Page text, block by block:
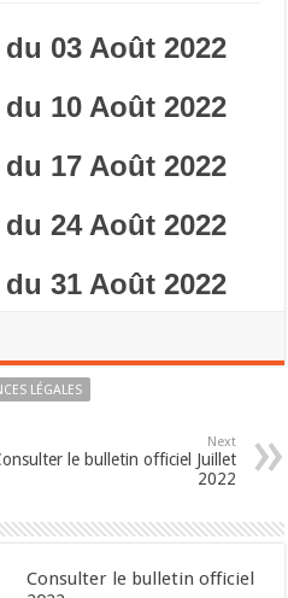
03 Août 2022
10 Août 2022
17 Août 2022
24 Août 2022
31 Août 2022
LÉGALES
Next
le bulletin officiel Juillet
2022
Consulter le bulletin officiel